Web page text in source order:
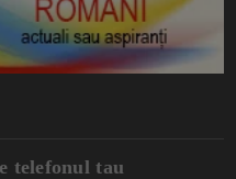
telefonul tau